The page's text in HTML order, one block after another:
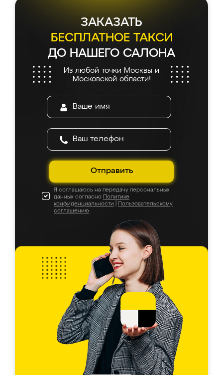
ЗАКАЗАТЬ
БЕСПЛАТНОЕ ТАКСИ
ДО НАШЕГО САЛОНА
Из любой точки Москвы и
Московской области!
Отправить
Я соглашаюсь на передачу персональных
данных согласно Политике
конфиденциальности
Пользовательскому
соглашению